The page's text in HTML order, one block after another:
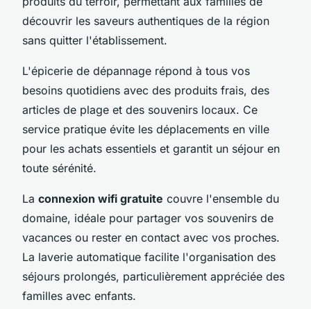
découvrir les saveurs authentiques de la région
sans quitter l'établissement.
L'épicerie de dépannage répond à tous vos
besoins quotidiens avec des produits frais, des
articles de plage et des souvenirs locaux. Ce
service pratique évite les déplacements en ville
pour les achats essentiels et garantit un séjour en
toute sérénité.
La connexion wifi gratuite couvre l'ensemble du
domaine, idéale pour partager vos souvenirs de
vacances ou rester en contact avec vos proches.
La laverie automatique facilite l'organisation des
séjours prolongés, particulièrement appréciée des
familles avec enfants.